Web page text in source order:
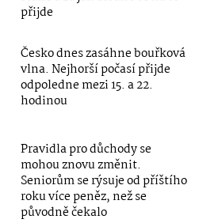
přijde
Česko dnes zasáhne bouřková
vlna. Nejhorší počasí přijde
odpoledne mezi 15. a 22.
hodinou
Pravidla pro důchody se
mohou znovu změnit.
Seniorům se rýsuje od příštího
roku více peněz, než se
původně čekalo